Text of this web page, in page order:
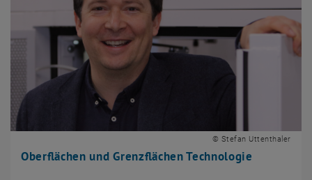
Oberflächen und Grenzflächen Technologie
© Stefan Uttenthaler